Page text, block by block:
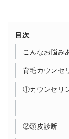
目次
こんなお悩み
育毛カウンセ
①カウンセリ
②頭皮診断